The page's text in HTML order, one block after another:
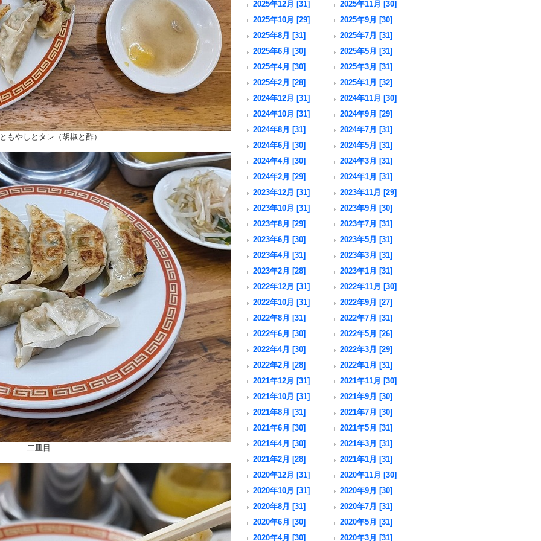
もやしとタレ（胡椒と酢）
二皿目
2025年12月 [31]
2025年11月 [30]
2025年10月 [29]
2025年9月 [30]
2025年8月 [31]
2025年7月 [31]
2025年6月 [30]
2025年5月 [31]
2025年4月 [30]
2025年3月 [31]
2025年2月 [28]
2025年1月 [32]
2024年12月 [31]
2024年11月 [30]
2024年10月 [31]
2024年9月 [29]
2024年8月 [31]
2024年7月 [31]
2024年6月 [30]
2024年5月 [31]
2024年4月 [30]
2024年3月 [31]
2024年2月 [29]
2024年1月 [31]
2023年12月 [31]
2023年11月 [29]
2023年10月 [31]
2023年9月 [30]
2023年8月 [29]
2023年7月 [31]
2023年6月 [30]
2023年5月 [31]
2023年4月 [31]
2023年3月 [31]
2023年2月 [28]
2023年1月 [31]
2022年12月 [31]
2022年11月 [30]
2022年10月 [31]
2022年9月 [27]
2022年8月 [31]
2022年7月 [31]
2022年6月 [30]
2022年5月 [26]
2022年4月 [30]
2022年3月 [29]
2022年2月 [28]
2022年1月 [31]
2021年12月 [31]
2021年11月 [30]
2021年10月 [31]
2021年9月 [30]
2021年8月 [31]
2021年7月 [30]
2021年6月 [30]
2021年5月 [31]
2021年4月 [30]
2021年3月 [31]
2021年2月 [28]
2021年1月 [31]
2020年12月 [31]
2020年11月 [30]
2020年10月 [31]
2020年9月 [30]
2020年8月 [31]
2020年7月 [31]
2020年6月 [30]
2020年5月 [31]
2020年4月 [30]
2020年3月 [31]